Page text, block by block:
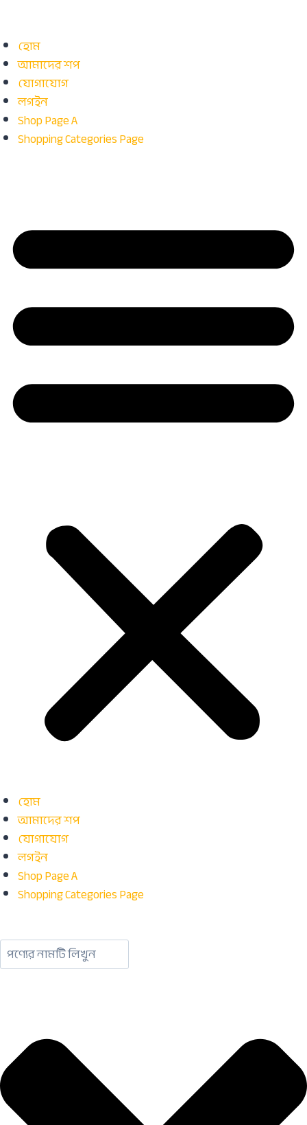
হোম
আমাদের শপ
যোগাযোগ
লগইন
Shop Page A
Shopping Categories Page
হোম
আমাদের শপ
যোগাযোগ
লগইন
Shop Page A
Shopping Categories Page